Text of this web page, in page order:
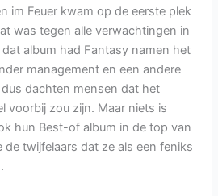
im Feuer kwam op de eerste plek
was tegen alle verwachtingen in
album had Fantasy namen het
management en een andere
dachten mensen dat het
voorbij zou zijn. Maar niets is
hun Best-of album in de top van
twijfelaars dat ze als een feniks